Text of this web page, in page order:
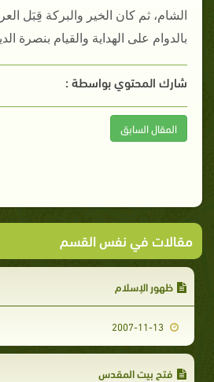
الشام، ثم كان الخير والبركة قِبَل
بالدوام على الهداية والقيام بنصرة
شارك المحتوي بواسطة :
المقال السابق
مقالات في نفس القسم
ظهور الإسلام
فتح بيت المقدس